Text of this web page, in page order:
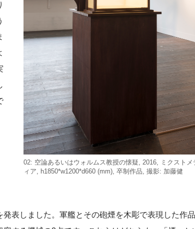
02: 空論あるいはウォルムス教授の懐疑, 2016, ミクストメ
ィア, h1850*w1200*d660 (mm), 卒制作品, 撮影: 加藤健
表しました。軍艦とその砲煙を木彫で表現した作品